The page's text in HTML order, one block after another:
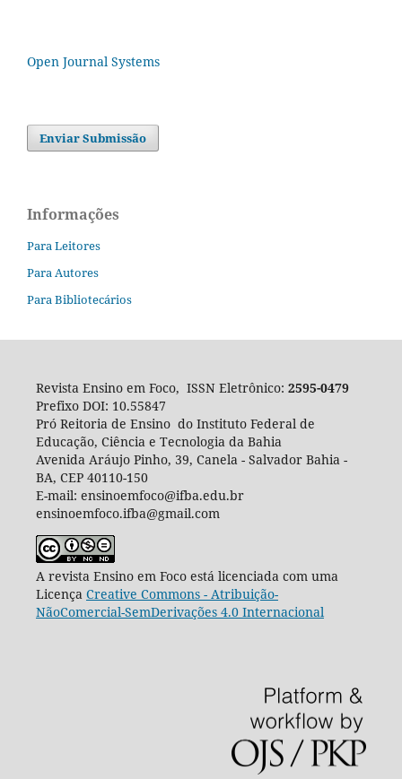
Open Journal Systems
Enviar Submissão
Informações
Para Leitores
Para Autores
Para Bibliotecários
Revista Ensino em Foco, ISSN Eletrônico: 2595-0479
Prefixo DOI: 10.55847
Pró Reitoria de Ensino do Instituto Federal de
Educação, Ciência e Tecnologia da Bahia
Avenida Aráujo Pinho, 39, Canela - Salvador Bahia -
BA, CEP 40110-150
E-mail: ensinoemfoco@ifba.edu.br
ensinoemfoco.ifba@gmail.com
A revista Ensino em Foco está licenciada com uma
Licença Creative Commons - Atribuição-
NãoComercial-SemDerivações 4.0 Internacional